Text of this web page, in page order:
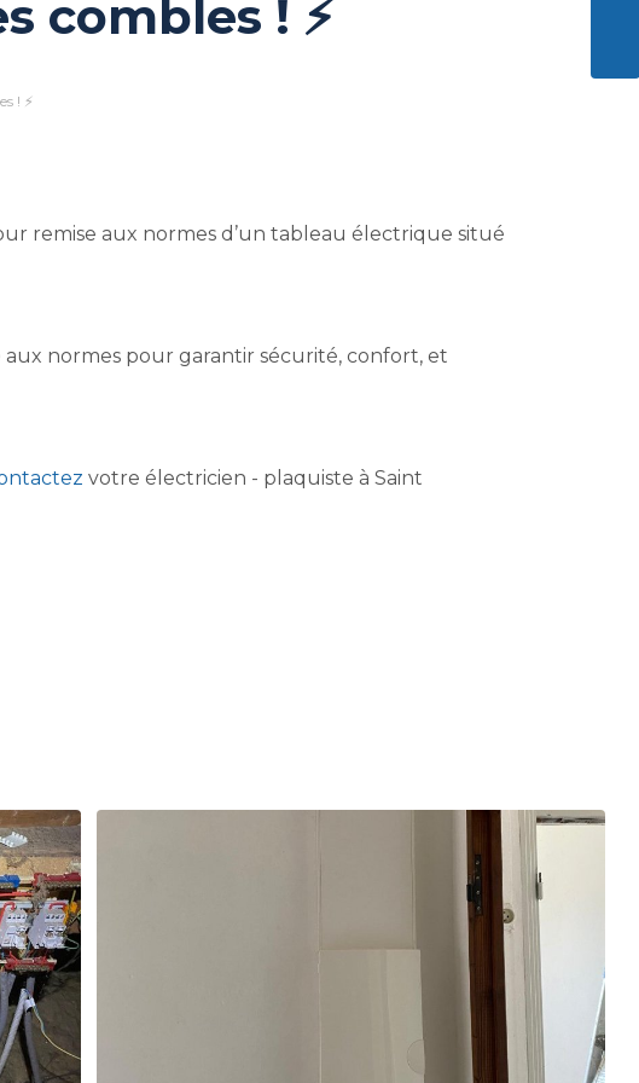
combles ! ⚡
! ⚡
remise aux normes d’un tableau électrique situé
normes pour garantir sécurité, confort, et
votre électricien - plaquiste à Saint